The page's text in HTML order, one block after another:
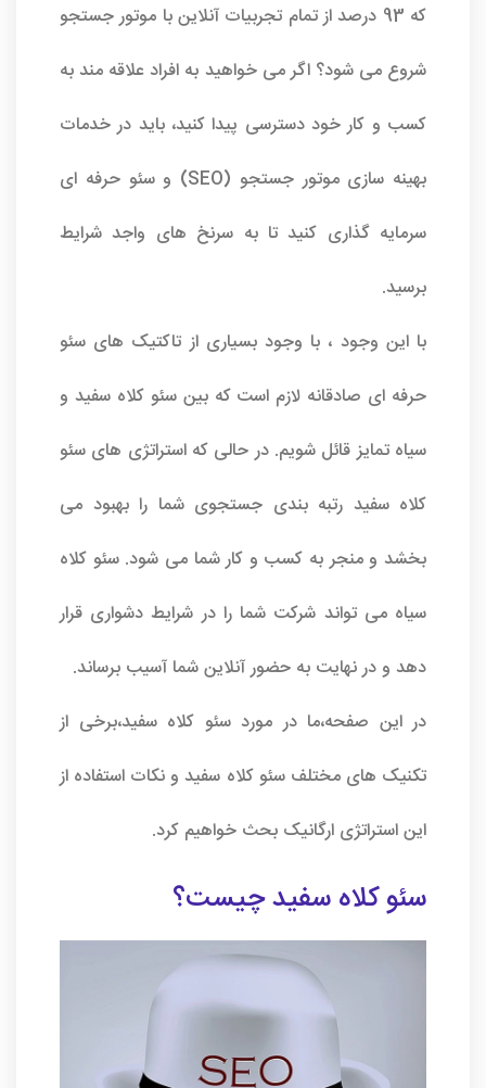
که 93 درصد از تمام تجربیات آنلاین با موتور جستجو
شروع می شود؟ اگر می خواهید به افراد علاقه مند به
کسب و کار خود دسترسی پیدا کنید، باید در خدمات
بهینه سازی موتور جستجو (SEO) و
سئو حرفه ای
سرمایه گذاری کنید تا به سرنخ های واجد شرایط
برسید.
با این وجود ، با وجود بسیاری از تاکتیک های سئو
حرفه ای صادقانه لازم است که بین سئو کلاه سفید و
سیاه تمایز قائل شویم. در حالی که استراتژی های سئو
کلاه سفید رتبه بندی جستجوی شما را بهبود می
بخشد و منجر به کسب و کار شما می شود. سئو کلاه
سیاه می تواند شرکت شما را در شرایط دشواری قرار
دهد و در نهایت به حضور آنلاین شما آسیب برساند.
در این صفحه،ما در مورد سئو کلاه سفید،برخی از
تکنیک های مختلف سئو کلاه سفید و نکات استفاده از
این استراتژی ارگانیک بحث خواهیم کرد.
سئو کلاه سفید چیست؟